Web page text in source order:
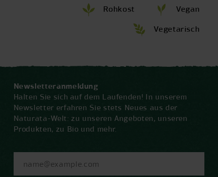
Vegan
Rohkost
Vegetarisch
Newsletteranmeldung
Halten Sie sich auf dem Laufenden! In unserem
Newsletter erfahren Sie stets Neues aus der
Naturata-Welt: zu unseren Angeboten, unseren
Produkten, zu Bio und mehr.